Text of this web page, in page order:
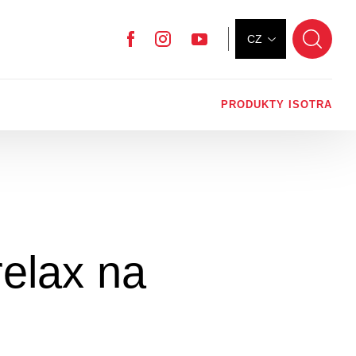
CZ
YouTube
Instagram
Facebook
PRODUKTY ISOTRA
na